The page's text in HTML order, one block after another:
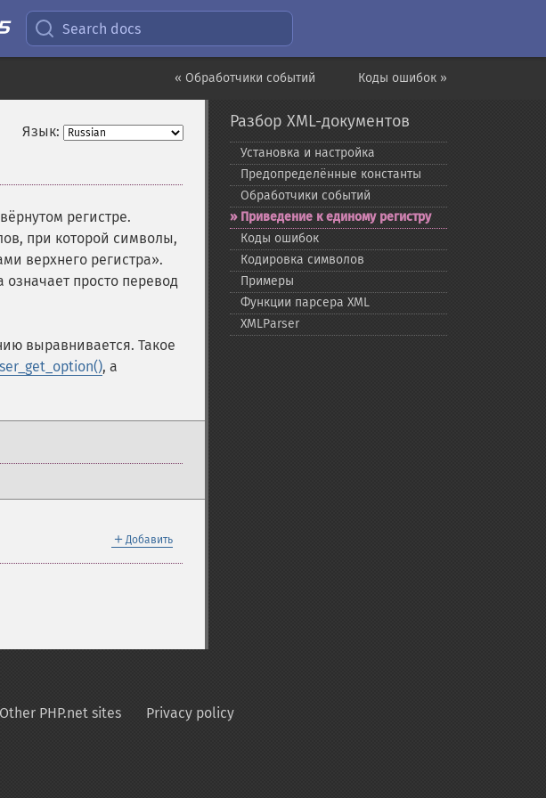
Search docs
Коды ошибок »
« Обработчики событий
Язык:
регистре.
при которой символы,
верхнего регистра».
означает просто перевод
выравнивается. Такое
, а
＋ Добавить
Разбор XML-документов
Установка и настройка
Предопределённые константы
Обработчики событий
Приведение к единому регистру
Коды ошибок
Кодировка символов
Примеры
Функции парсера XML
XMLParser
Other PHP.net sites Privacy policy